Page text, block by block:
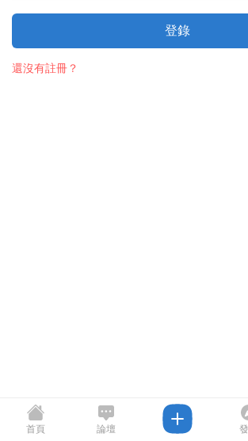
登錄
還沒有註冊？
首頁 論壇